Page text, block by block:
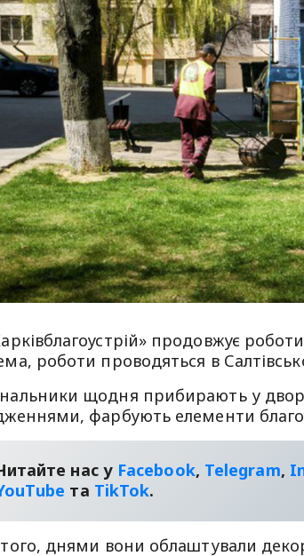
продовжує
роботи проводяться в
щодня прибирають у
фарбують елементи
нас у Facebook, Telegram,
та TikTok.
днями вони облаштували